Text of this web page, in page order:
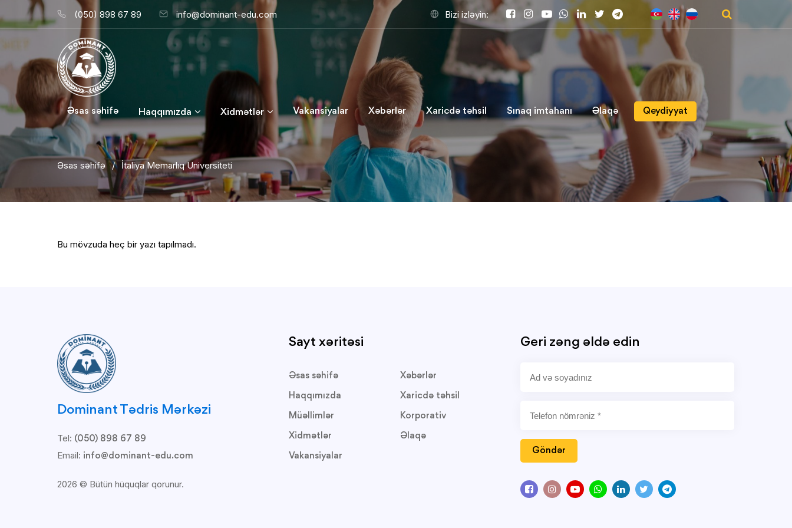
(050) 898 67 89 info@dominant-edu.com Bizi izləyin:
Əsas səhifə Haqqımızda Xidmətlər Vakansiyalar Xəbərlər Xaricdə təhsil Sınaq imtahanı Əlaqə Qeydiyyat
Əsas səhifə / İtaliya Memarlıq Universiteti
Bu mövzuda heç bir yazı tapılmadı.
Dominant Tədris Mərkəzi
Tel: (050) 898 67 89
Email: info@dominant-edu.com
2026 © Bütün hüquqlar qorunur.
Sayt xəritəsi
Əsas səhifə
Haqqımızda
Müəllimlər
Xidmətlər
Vakansiyalar
Xəbərlər
Xaricdə təhsil
Korporativ
Əlaqə
Geri zəng əldə edin
Göndər